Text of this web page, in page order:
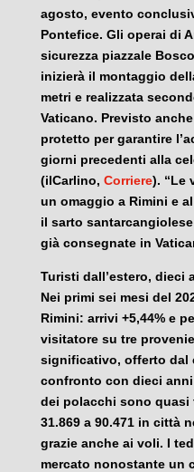
agosto, evento
Pontefice. Gli operai di
sicurezza piazzale
inizierà il montaggio
metri e realizzata
Vaticano. Previsto
protetto per garantire
giorni precedenti alla
(ilCarlino, Corriere). “Le
un omaggio a Rimini e
il sarto
già consegnate in
Turisti dall’estero, dieci
Nei primi sei mesi del
Rimini: arrivi +5,44% e
visitatore su tre
significativo, offerto dal
confronto con dieci anni
dei polacchi sono
31.869 a 90.471 in città
grazie anche ai voli. I
mercato nonostante un